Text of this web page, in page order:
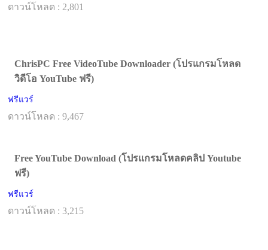
ดาวน์โหลด : 2,801
ChrisPC Free VideoTube Downloader (โปรแกรมโหลด
วิดีโอ YouTube ฟรี)
ฟรีแวร์
ดาวน์โหลด : 9,467
Free YouTube Download (โปรแกรมโหลดคลิป Youtube
ฟรี)
ฟรีแวร์
ดาวน์โหลด : 3,215